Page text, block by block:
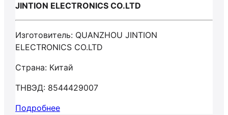
JINTION ELECTRONICS CO.LTD
Изготовитель: QUANZHOU JINTION
ELECTRONICS CO.LTD
Страна: Китай
ТНВЭД: 8544429007
Подробнее